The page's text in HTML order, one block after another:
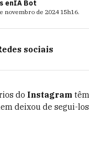
enIA Bot
novembro de 2024 15h16.
sociais
do Instagram
deixou de segui-